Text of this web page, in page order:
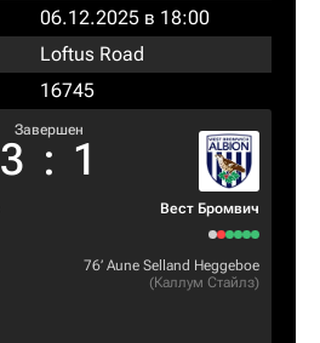
06.12.2025 в 18:00
Loftus Road
16745
Завершен
3 : 1
Вест Бромвич
76‎’‎ Aune Selland Heggeboe
(Каллум Стайлз)